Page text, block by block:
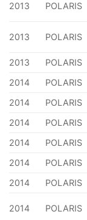
2013 POLARIS
2013 POLARIS
2013 POLARIS
2014
POLARIS
2014
POLARIS
2014
POLARIS
2014
POLARIS
2014
POLARIS
2014
POLARIS
2014 POLARIS